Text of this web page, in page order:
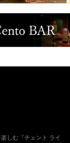
しむ『チェント ライ